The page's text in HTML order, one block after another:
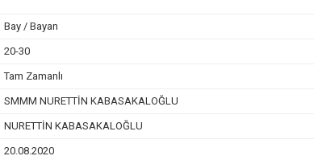
Bay / Bayan
20-30
Tam Zamanlı
SMMM NURETTİN KABASAKALOĞLU
NURETTİN KABASAKALOĞLU
20.08.2020